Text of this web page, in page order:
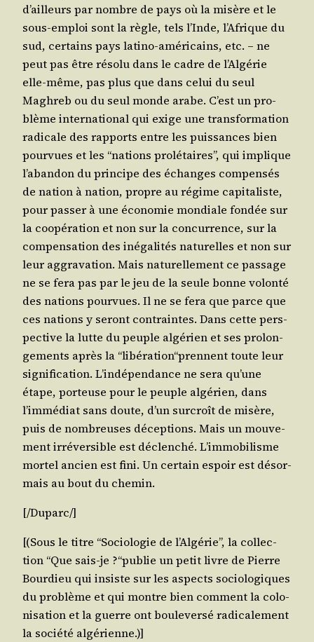
d’ailleurs par nombre de pays où la misère et le
sous-emploi sont la règle, tels l’Inde, l’A­frique du
sud, cer­tains pays lati­no-amé­ri­cains, etc. – ne
peut pas être réso­lu dans le cadre de l’Al­gé­rie
elle-même, pas plus que dans celui du seul
Magh­reb ou du seul monde arabe. C’est un pro­
blème inter­na­tio­nal qui exige une trans­for­ma­tion
radi­cale des rap­ports entre les puis­sances bien
pour­vues et les “nations pro­lé­taires”, qui implique
l’a­ban­don du prin­cipe des échanges com­pen­sés
de nation à nation, propre au régime capi­ta­liste,
pour pas­ser à une éco­no­mie mon­diale fon­dée sur
la coopé­ra­tion et non sur la concur­rence, sur la
com­pen­sa­tion des inéga­li­tés natu­relles et non sur
leur aggra­va­tion. Mais natu­rel­le­ment ce pas­sage
ne se fera pas par le jeu de la seule bonne volon­té
des nations pour­vues. Il ne se fera que parce que
ces nations y seront contraintes. Dans cette pers­
pec­tive la lutte du peuple algé­rien et ses pro­lon­
ge­ments après la “libération“prennent toute leur
signi­fi­ca­tion. L’in­dé­pen­dance ne sera qu’une
étape, por­teuse pour le peuple algé­rien, dans
l’im­mé­diat sans doute, d’un sur­croît de misère,
puis de nom­breuses décep­tions. Mais un mou­ve­
ment irré­ver­sible est déclen­ché. L’im­mo­bi­lisme
mor­tel ancien est fini. Un cer­tain espoir est désor­
mais au bout du chemin.
[/​Duparc/​]
[(Sous le titre “Socio­lo­gie de l’Al­gé­rie”, la col­lec­
tion “Que sais-je ?“publie un petit livre de Pierre
Bour­dieu qui insiste sur les aspects socio­lo­giques
du pro­blème et qui montre bien com­ment la colo­
ni­sa­tion et la guerre ont bou­le­ver­sé radi­ca­le­ment
la socié­té algérienne.)]